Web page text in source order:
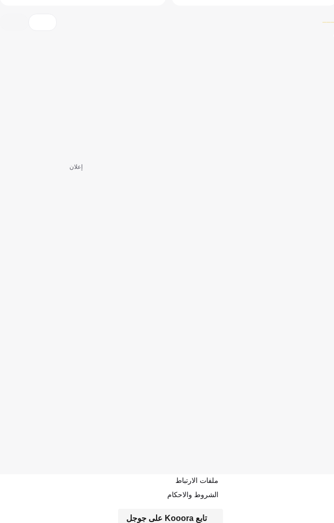
إعلان
تابع Kooora على جوجل
ملفات الارتباط
الشروط والاحكام